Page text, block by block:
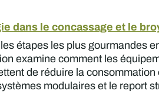
dans le concassage et le
étapes les plus gourmandes
examine comment les
de réduire la
modulaires et le report